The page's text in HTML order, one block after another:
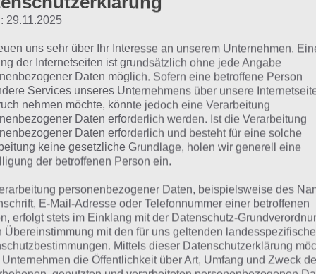
Vegas
Francisco
in den USA: Lösung
29.11.2025
uns sehr über Ihr Interesse an unserem Unternehmen.
der Internetseiten ist grundsätzlich ohne jede Angabe
Daten möglich. Sofern eine betroffene Person
Services unseres Unternehmens über unsere
nehmen möchte, könnte jedoch eine Verarbeitung
Daten erforderlich werden. Ist die Verarbeitung
Daten erforderlich und besteht für eine solche
keine gesetzliche Grundlage, holen wir generell eine
der betroffenen Person ein.
personenbezogener Daten, beispielsweise des
E-Mail-Adresse oder Telefonnummer einer betroffenen
erfolgt stets im Einklang mit der Datenschutz-
Übereinstimmung mit den für uns geltenden
Mittels dieser Datenschutzerklärung
Unternehmen die Öffentlichkeit über Art, Umfang und Zweck